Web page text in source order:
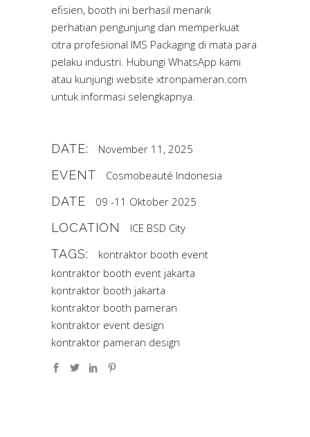
efisien, booth ini berhasil menarik
perhatian pengunjung dan memperkuat
citra profesional IMS Packaging di mata para
pelaku industri. Hubungi WhatsApp kami
atau kunjungi website xtronpameran.com
untuk informasi selengkapnya.
DATE: November 11, 2025
EVENT Cosmobeauté Indonesia
DATE 09 -11 Oktober 2025
LOCATION ICE BSD City
TAGS:
kontraktor booth event
kontraktor booth event jakarta
kontraktor booth jakarta
kontraktor booth pameran
kontraktor event design
kontraktor pameran design